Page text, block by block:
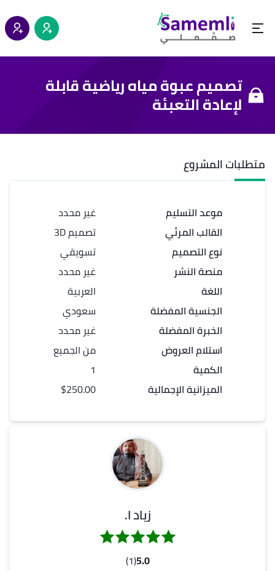
تصميم عبوة مياه رياضية قابلة
لإعادة التعبئة
متطلبات المشروع
موعد التسليم
القالب المرئي
نوع التصميم
منصة النشر
اللغة
الجنسية المفضلة
الخبرة المفضلة
استلام العروض
الكمية
الميزانية الإجمالية
غير محدد
تصميم 3D
تسويقي
غير محدد
العربية
سعودي
غير محدد
من الجميع
1
$250.00
زياد ا.
5.0
(1)